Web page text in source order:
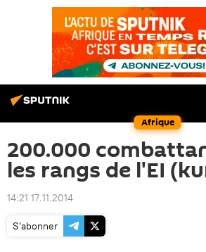
Afrique
200.000
les rangs de l'EI
14:21 17.11.2014
S'abonner